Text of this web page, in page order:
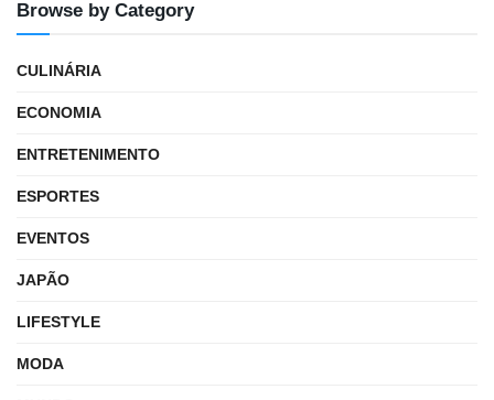
Browse by Category
CULINÁRIA
ECONOMIA
ENTRETENIMENTO
ESPORTES
EVENTOS
JAPÃO
LIFESTYLE
MODA